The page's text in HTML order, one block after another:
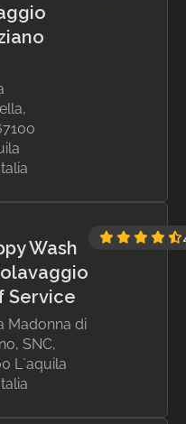
Wash
Service
Madonna di
SNC,
L`aquila